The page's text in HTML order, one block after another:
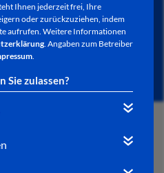
Ihnen jederzeit frei, Ihre
oder zurückzuziehen, indem
aufrufen. Weitere Informationen
. Angaben zum Betreiber
.
Sie zulassen?
LETTER